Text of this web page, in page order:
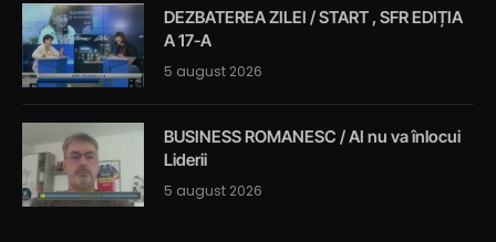
DEZBATEREA ZILEI / START , SFR EDIȚIA
A 17-A
5 august 2026
BUSINESS ROMANESC / AI nu va înlocui
Liderii
5 august 2026